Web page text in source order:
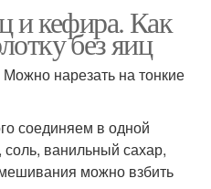
и кефира. Как
без яиц
нарезать на тонкие
соединяем в одной
ванильный сахар,
можно взбить